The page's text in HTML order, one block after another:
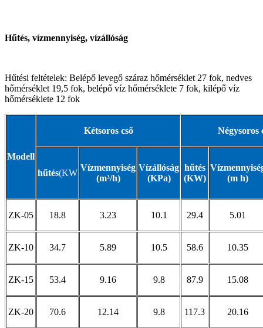
Hűtés, vízmennyiség, vízállóság
Hűtési feltételek: Belépő levegő száraz hőmérséklet 27 fok, nedves
hőmérséklet 19,5 fok, belépő víz hőmérséklete 7 fok, kilépő víz
hőmérséklete 12 fok
Modell
Kétsoros cső Négysoros
hűtés(KW
Vízmennyiség
(m³/h)
Vízállóság
(KPa)
hűtés
(KW)
(m h)
ZK-05 18.8 3.23 10.1 29.4 5.01
ZK-10 34.7 5.89 10.5 58.6 10.35
ZK-15 53.4 9.16 9.8 87.9 15.08
ZK-20 70.6 12.14 9.8 117.3 20.16